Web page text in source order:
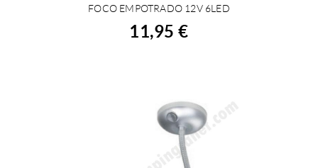
ACHETER
FOCO EMPOTRADO 12V 6LED
11,95 €